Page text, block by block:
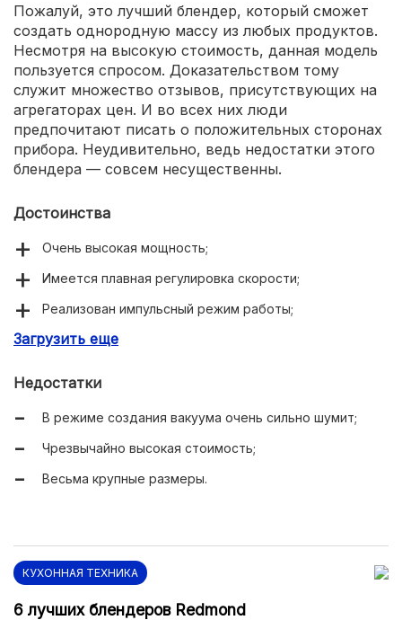
Пожалуй, это лучший блендер, который сможет
создать однородную массу из любых продуктов.
Несмотря на высокую стоимость, данная модель
пользуется спросом. Доказательством тому
служит множество отзывов, присутствующих на
агрегаторах цен. И во всех них люди
предпочитают писать о положительных сторонах
прибора. Неудивительно, ведь недостатки этого
блендера — совсем несущественны.
Достоинства
Очень высокая мощность;
Имеется плавная регулировка скорости;
Реализован импульсный режим работы;
Доступна колка льда;
Загрузить еще
Недостатки
В режиме создания вакуума очень сильно шумит;
Чрезвычайно высокая стоимость;
Весьма крупные размеры.
КУХОННАЯ ТЕХНИКА
6 лучших блендеров Redmond